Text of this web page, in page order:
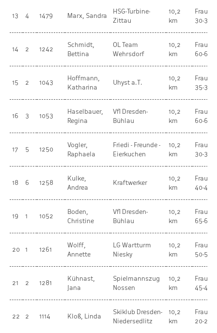
13 4 1479 Marx, Sandra
HSG-Turbine-
Zittau
10,2
km
Frauen
30-34
14 2 1242
Schmidt,
Bettina
OL Team
Wehrsdorf
10,2
km
Frauen
60-64
15 2 1043
Hoffmann,
Katharina
Uhyst a.T.
10,2
km
Frauen
35-39
16 3 1053
Haselbauer,
Regina
Vfl Dresden-
Bühlau
10,2
km
Frauen
60-64
17 5 1250
Vogler,
Raphaela
Friedi - Freunde -
Eierkuchen
10,2
km
Frauen
30-34
18 6 1258
Kulke,
Andrea
Kraftwerker
10,2
km
Frauen
40-44
19 1 1052
Boden,
Christine
Vfl Dresden-
Bühlau
10,2
km
Frauen
65-69
20 1 1261
Wolff,
Annette
LG Wartturm
Niesky
10,2
km
Frauen
50-54
21 2 1281
Kühnast,
Jana
Spielmannszug
Nossen
10,2
km
Frauen
45-49
22 2 1114 Kloß, Linda
Skiklub Dresden-
Niedersedlitz
10,2
km
Frauen
20-29